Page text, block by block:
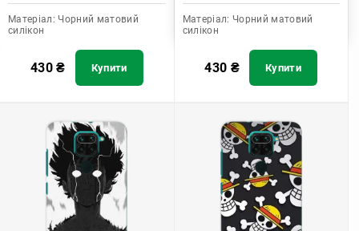
Матеріал: Чорний матовий
силікон
430₴ Купити
Матеріал: Чорний матовий
силікон
430 ₴ Купити